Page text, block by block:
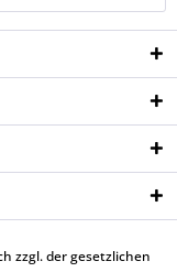
zzgl. der gesetzlichen